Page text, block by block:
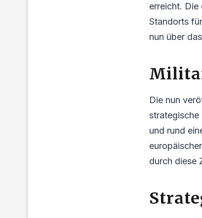
erreicht.
Standorts
nun über
Die nun
strategische
und rund
durch diese